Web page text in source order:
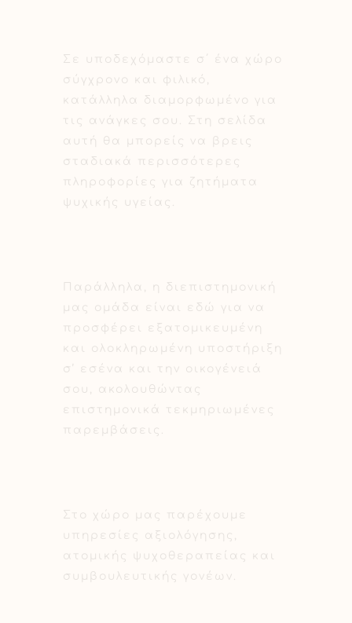
Σε υποδεχόμαστε σ΄ ένα χώρο
σύγχρονο και φιλικό,
κατάλληλα διαμορφωμένο για
τις ανάγκες σου. Στη σελίδα
αυτή θα μπορείς να βρεις
σταδιακά περισσότερες
πληροφορίες για ζητήματα
ψυχικής υγείας.
Παράλληλα, η διεπιστημονική
μας ομάδα είναι εδώ για να
προσφέρει εξατομικευμένη
και ολοκληρωμένη υποστήριξη
σ’ εσένα και την οικογένειά
σου, ακολουθώντας
επιστημονικά τεκμηριωμένες
παρεμβάσεις.
Στο χώρο μας παρέχουμε
υπηρεσίες αξιολόγησης,
ατομικής ψυχοθεραπείας και
συμβουλευτικής γονέων.